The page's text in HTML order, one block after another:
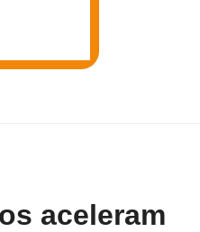
aceleram